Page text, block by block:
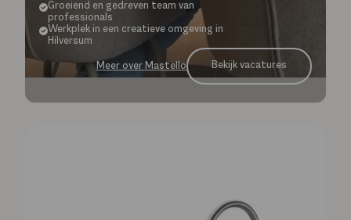
Groeiend en gedreven team van
professionals
Werkplek in een creatieve omgeving in
Hilversum
Meer over Mastello Bekijk vacatures